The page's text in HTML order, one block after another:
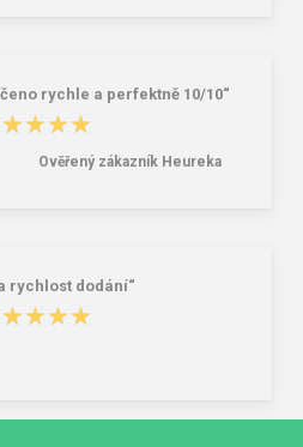
rychle a perfektně 10/10“
Ověřený zákazník Heureka
rychlost dodání“